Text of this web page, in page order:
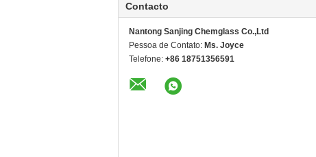
Contacto
Nantong Sanjing Chemglass Co.,Ltd
Pessoa de Contato: Ms. Joyce
Telefone: +86 18751356591